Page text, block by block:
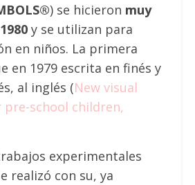
) se hicieron muy
y se utilizan para
en niños. La primera
en 1979 escrita en finés y
al inglés (New visual
school children,
experimentales
realizó con su, ya